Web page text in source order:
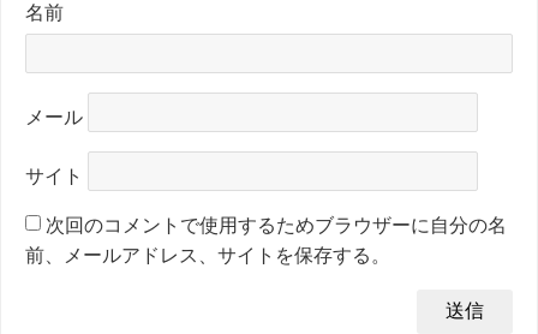
名前
メール
サイト
次回のコメントで使用するためブラウザーに自分の名
前、メールアドレス、サイトを保存する。